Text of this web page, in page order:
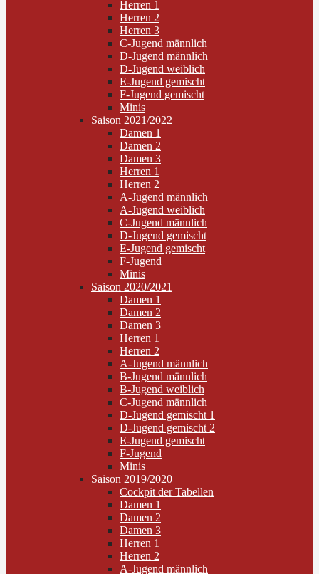
Herren 1
Herren 2
Herren 3
C-Jugend männlich
D-Jugend männlich
D-Jugend weiblich
E-Jugend gemischt
F-Jugend gemischt
Minis
Saison 2021/2022
Damen 1
Damen 2
Damen 3
Herren 1
Herren 2
A-Jugend männlich
A-Jugend weiblich
C-Jugend männlich
D-Jugend gemischt
E-Jugend gemischt
F-Jugend
Minis
Saison 2020/2021
Damen 1
Damen 2
Damen 3
Herren 1
Herren 2
A-Jugend männlich
B-Jugend männlich
B-Jugend weiblich
C-Jugend männlich
D-Jugend gemischt 1
D-Jugend gemischt 2
E-Jugend gemischt
F-Jugend
Minis
Saison 2019/2020
Cockpit der Tabellen
Damen 1
Damen 2
Damen 3
Herren 1
Herren 2
A-Jugend männlich